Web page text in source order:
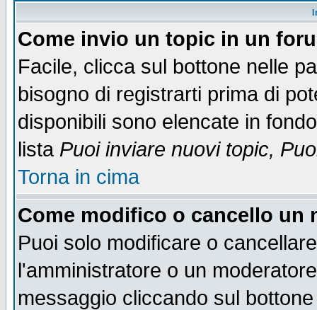
Come invio un topic in un
Facile, clicca sul bottone nelle
bisogno di registrarti prima di
disponibili sono elencate in
lista Puoi inviare nuovi topic,
Torna in cima
Come modifico o cancello un
Puoi solo modificare o
l'amministratore o un
messaggio cliccando sul